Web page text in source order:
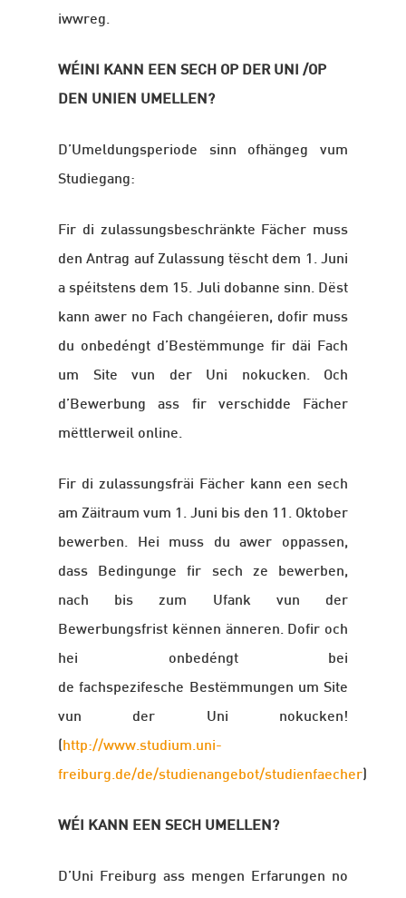
iwwreg.
WÉINI KANN EEN SECH OP DER UNI /OP
DEN UNIEN UMELLEN?
D’Umeldungsperiode sinn ofhängeg vum
Studiegang:
Fir di zulassungsbeschränkte Fächer muss
den Antrag auf Zulassung tëscht dem 1. Juni
a spéitstens dem 15. Juli dobanne sinn. Dëst
kann awer no Fach changéieren, dofir muss
du onbedéngt d’Bestëmmunge fir däi Fach
um Site vun der Uni nokucken. Och
d’Bewerbung ass fir verschidde Fächer
mëttlerweil online.
Fir di zulassungsfräi Fächer kann een sech
am Zäitraum vum 1. Juni bis den 11. Oktober
bewerben. Hei muss du awer oppassen,
dass Bedingunge fir sech ze bewerben,
nach bis zum Ufank vun der
Bewerbungsfrist kënnen änneren. Dofir och
hei onbedéngt bei
de fachspezifesche Bestëmmungen um Site
vun der Uni nokucken!
(http://www.studium.uni-
freiburg.de/de/studienangebot/studienfaecher)
WÉI KANN EEN SECH UMELLEN?
D’Uni Freiburg ass mengen Erfarungen no